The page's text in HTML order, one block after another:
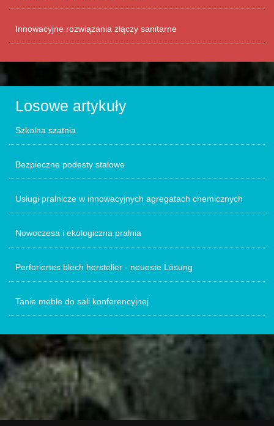
Innowacyjne rozwiązania złączy sanitarne
Losowe artykuły
Szkolna szatnia
Bezpieczne podesty stalowe
Usługi pralnicze w innowacyjnych agregatach chemicznych
Nowoczesa i ekologiczna pralnia
Perforiertes blech hersteller - neueste Lösung
Tanie meble do sali konferencyjnej